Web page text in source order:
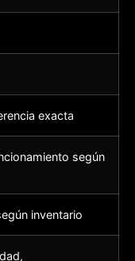
exacta
según
inventario